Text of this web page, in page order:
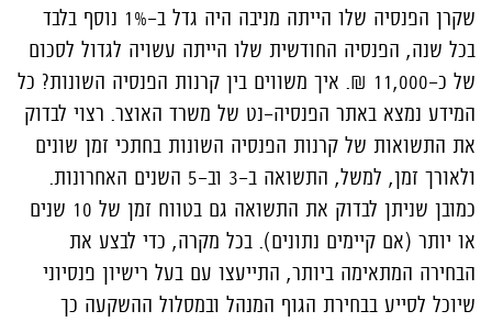
שקרן הפנסיה שלו הייתה מניבה היה גדל ב-1% נוסף בלבד
בכל שנה, הפנסיה החודשית שלו הייתה עשויה לגדול לסכום
של כ-11,000 ₪. איך משווים בין קרנות הפנסיה השונות? כל
המידע נמצא באתר הפנסיה-נט של משרד האוצר. רצוי לבדוק
את התשואות של קרנות הפנסיה השונות בחתכי זמן שונים
ולאורך זמן, למשל, התשואה ב-3 וב-5 השנים האחרונות.
כמובן שניתן לבדוק את התשואה גם בטווח זמן של 10 שנים
או יותר (אם קיימים נתונים). בכל מקרה, כדי לבצע את
הבחירה המתאימה ביותר, התייעצו עם בעל רישיון פנסיוני
שיוכל לסייע בבחירת הגוף המנהל ובמסלול ההשקעה כך